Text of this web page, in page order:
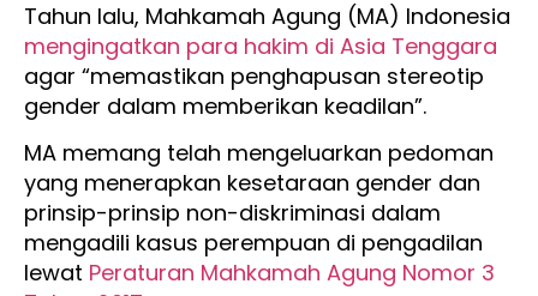
Tahun lalu, Mahkamah Agung (MA) Indonesia
mengingatkan para hakim di Asia Tenggara
agar “memastikan penghapusan stereotip
gender dalam memberikan keadilan”.
MA memang telah mengeluarkan pedoman
yang menerapkan kesetaraan gender dan
prinsip-prinsip non-diskriminasi dalam
mengadili kasus perempuan di pengadilan
lewat Peraturan Mahkamah Agung Nomor 3